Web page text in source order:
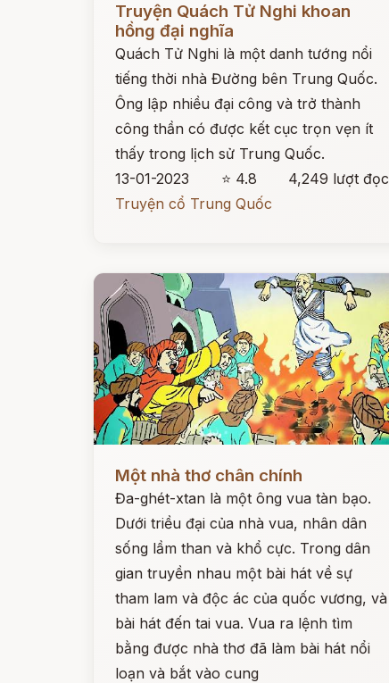
Truyện Quách Tử Nghi khoan
hồng đại nghĩa
Quách Tử Nghi là một danh tướng nổi
tiếng thời nhà Đường bên Trung Quốc.
Ông lập nhiều đại công và trở thành
công thần có được kết cục trọn vẹn ít
thấy trong lịch sử Trung Quốc.
13-01-2023
⭐ 4.8
4,249 lượt đọc
Truyện cổ Trung Quốc
Một nhà thơ chân chính
Đa-ghét-xtan là một ông vua tàn bạo.
Dưới triều đại của nhà vua, nhân dân
sống lầm than và khổ cực. Trong dân
gian truyền nhau một bài hát về sự
tham lam và độc ác của quốc vương, và
bài hát đến tai vua. Vua ra lệnh tìm
bằng được nhà thơ đã làm bài hát nổi
loạn và bắt vào cung